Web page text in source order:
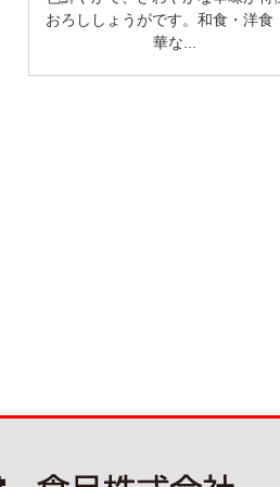
おろししょうがです。和食・洋食
華な...